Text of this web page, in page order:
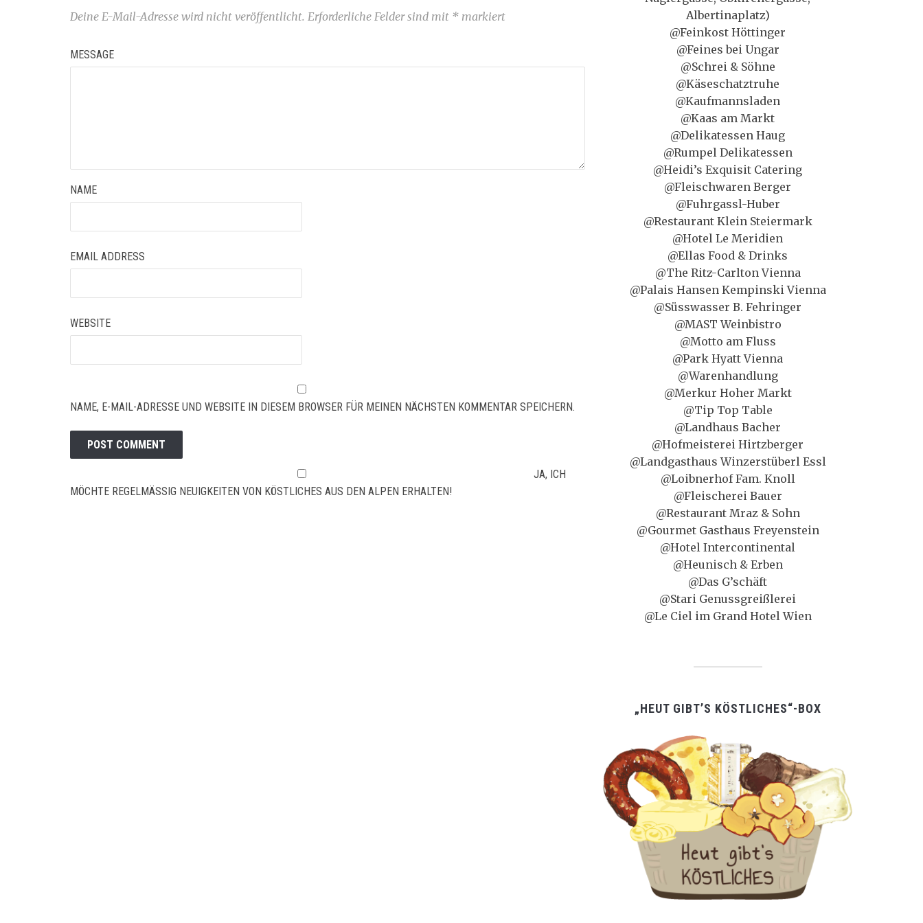
Deine E-Mail-Adresse wird nicht veröffentlicht. Erforderliche Felder sind mit * markiert
MESSAGE
NAME
EMAIL ADDRESS
WEBSITE
NAME, E-MAIL-ADRESSE UND WEBSITE IN DIESEM BROWSER FÜR MEINEN NÄCHSTEN KOMMENTAR SPEICHERN.
JA, ICH
MÖCHTE REGELMÄSSIG NEUIGKEITEN VON KÖSTLICHES AUS DEN ALPEN ERHALTEN!
Albertinaplatz)
@Feinkost Höttinger
@Feines bei Ungar
@Schrei & Söhne
@Käseschatztruhe
@Kaufmannsladen
@Kaas am Markt
@Delikatessen Haug
@Rumpel Delikatessen
@Heidi’s Exquisit Catering
@Fleischwaren Berger
@Fuhrgassl-Huber
@Restaurant Klein Steiermark
@Hotel Le Meridien
@Ellas Food & Drinks
@The Ritz-Carlton Vienna
@Palais Hansen Kempinski Vienna
@Süsswasser B. Fehringer
@MAST Weinbistro
@Motto am Fluss
@Park Hyatt Vienna
@Warenhandlung
@Merkur Hoher Markt
@Tip Top Table
@Landhaus Bacher
@Hofmeisterei Hirtzberger
@Landgasthaus Winzerstüberl Essl
@Loibnerhof Fam. Knoll
@Fleischerei Bauer
@Restaurant Mraz & Sohn
@Gourmet Gasthaus Freyenstein
@Hotel Intercontinental
@Heunisch & Erben
@Das G’schäft
@Stari Genussgreißlerei
@Le Ciel im Grand Hotel Wien
„HEUT GIBT’S KÖSTLICHES“-BOX